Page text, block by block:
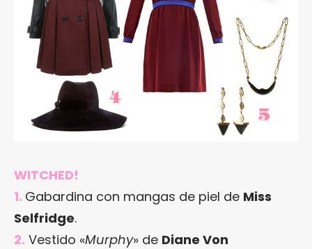
WITCHED!
1. Gabardina con mangas de piel de Miss
Selfridge.
2. Vestido «Murphy» de Diane Von